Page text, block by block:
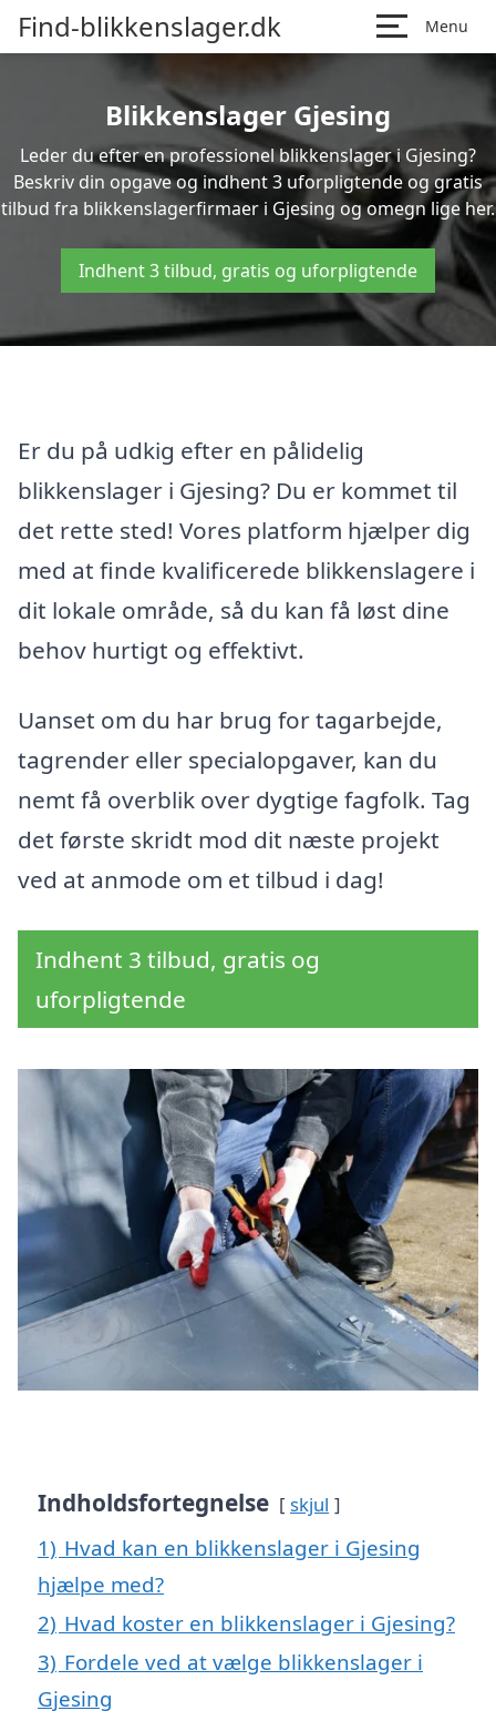
Find-blikkenslager.dk Menu
Blikkenslager Gjesing
Leder du efter en professionel blikkenslager i Gjesing?
Beskriv din opgave og indhent 3 uforpligtende og gratis
tilbud fra blikkenslagerfirmaer i Gjesing og omegn lige her.
Indhent 3 tilbud, gratis og uforpligtende
Er du på udkig efter en pålidelig
blikkenslager i Gjesing? Du er kommet til
det rette sted! Vores platform hjælper dig
med at finde kvalificerede blikkenslagere i
dit lokale område, så du kan få løst dine
behov hurtigt og effektivt.
Uanset om du har brug for tagarbejde,
tagrender eller specialopgaver, kan du
nemt få overblik over dygtige fagfolk. Tag
det første skridt mod dit næste projekt
ved at anmode om et tilbud i dag!
Indhent 3 tilbud, gratis og
uforpligtende
Indholdsfortegnelse skjul
1) Hvad kan en blikkenslager i Gjesing
hjælpe med?
2) Hvad koster en blikkenslager i Gjesing?
3) Fordele ved at vælge blikkenslager i
Gjesing